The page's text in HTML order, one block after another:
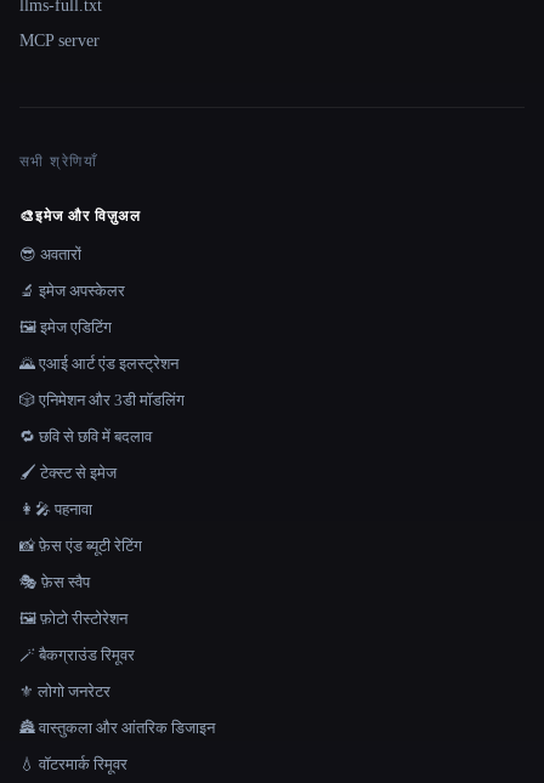
llms-full.txt
MCP server
सभी श्रेणियाँ
🎨इमेज और विज़ुअल
😎 अवतारों
🔬 इमेज अपस्केलर
🖼️ इमेज एडिटिंग
🌄 एआई आर्ट एंड इलस्ट्रेशन
🎲 एनिमेशन और 3डी मॉडलिंग
🔁 छवि से छवि में बदलाव
🖌️ टेक्स्ट से इमेज
👩‍🎤 पहनावा
📸 फ़ेस एंड ब्यूटी रेटिंग
🎭 फ़ेस स्वैप
🖼️ फ़ोटो रीस्टोरेशन
🪄 बैकग्राउंड रिमूवर
⚜️ लोगो जनरेटर
🏯 वास्तुकला और आंतरिक डिजाइन
💧 वॉटरमार्क रिमूवर